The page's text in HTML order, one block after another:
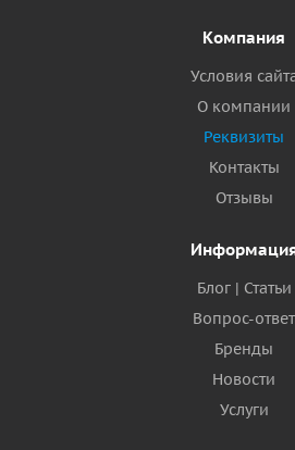
Компания
Условия
О компании
Реквизиты
Контакты
Отзывы
Блог | Статьи
Вопрос-ответ
Бренды
Новости
Услуги